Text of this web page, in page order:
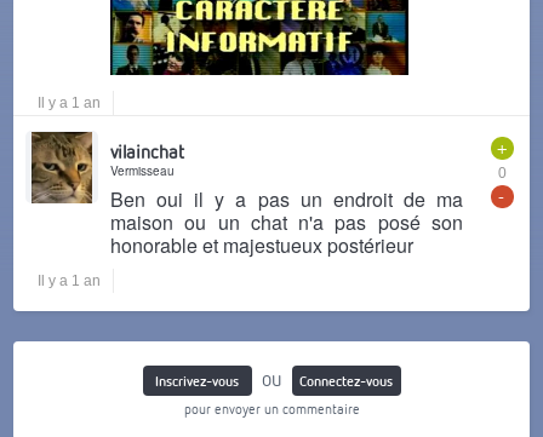
Il y a 1 an
+
0
-
vilainchat
Vermisseau
Ben oui il y a pas un endroit de ma
maison ou un chat n'a pas posé son
honorable et majestueux postérieur
Il y a 1 an
Inscrivez-vous ou
Connectez-vous
pour envoyer un commentaire